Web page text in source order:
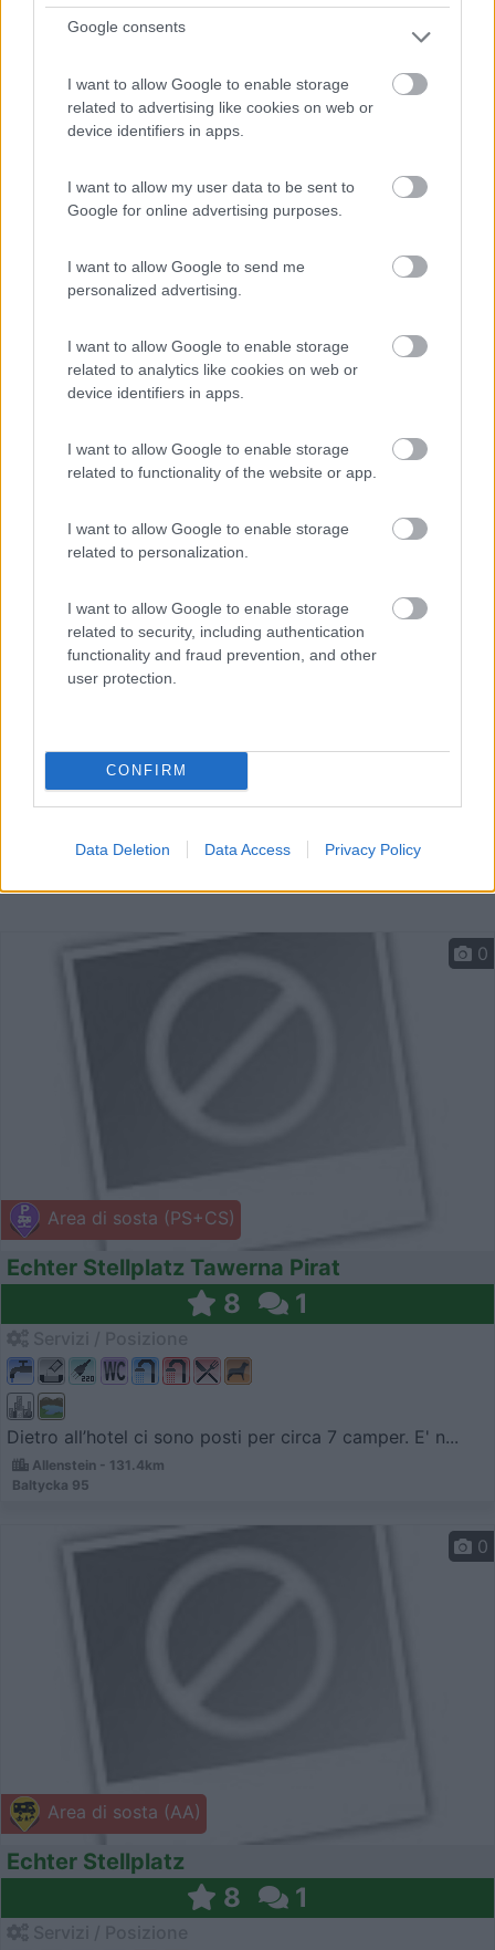
Google consents
I want to allow Google to enable storage
related to advertising like cookies on web or
device identifiers in apps.
I want to allow my user data to be sent to
Google for online advertising purposes.
I want to allow Google to send me
personalized advertising.
I want to allow Google to enable storage
related to analytics like cookies on web or
device identifiers in apps.
I want to allow Google to enable storage
related to functionality of the website or app.
I want to allow Google to enable storage
related to personalization.
I want to allow Google to enable storage
related to security, including authentication
functionality and fraud prevention, and other
user protection.
CONFIRM
Data Deletion Data Access Privacy Policy
Stellplatz Plichta
9
Servizi / Posizione
Area di sosta per 20 camper. Prato uniforme,
illuminato.Z...
Area di sosta (PS+CS)
0
Echter Stellplatz Tawerna Pirat
8 1
Dietro all’hotel ci sono posti per circa 7 camper. E' n...
Allenstein - 131.4km
Baltycka 95
Area di sosta (AA)
0
Echter Stellplatz
8 1